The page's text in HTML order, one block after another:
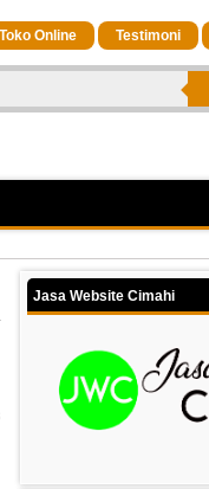
Toko Online Testimoni
Jasa Website Cimahi